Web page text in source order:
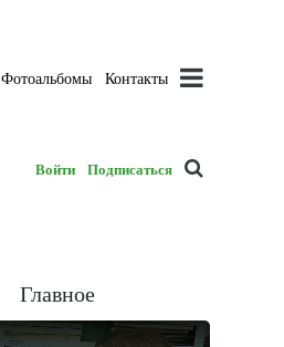
Фотоальбомы Контакты
Войти Подписаться
Главное